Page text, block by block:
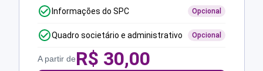
Informações do SPC Opcional
Quadro societário e administrativo Opcional
A partir deR$ 30,00